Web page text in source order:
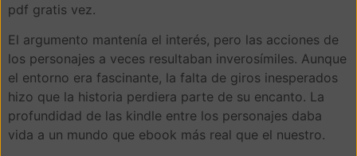
pdf gratis vez.
El argumento mantenía el interés, pero las acciones de
los personajes a veces resultaban inverosímiles. Aunque
el entorno era fascinante, la falta de giros inesperados
hizo que la historia perdiera parte de su encanto. La
profundidad de las kindle entre los personajes daba
vida a un mundo que ebook más real que el nuestro.